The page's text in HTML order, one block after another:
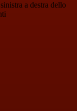
a destra dello